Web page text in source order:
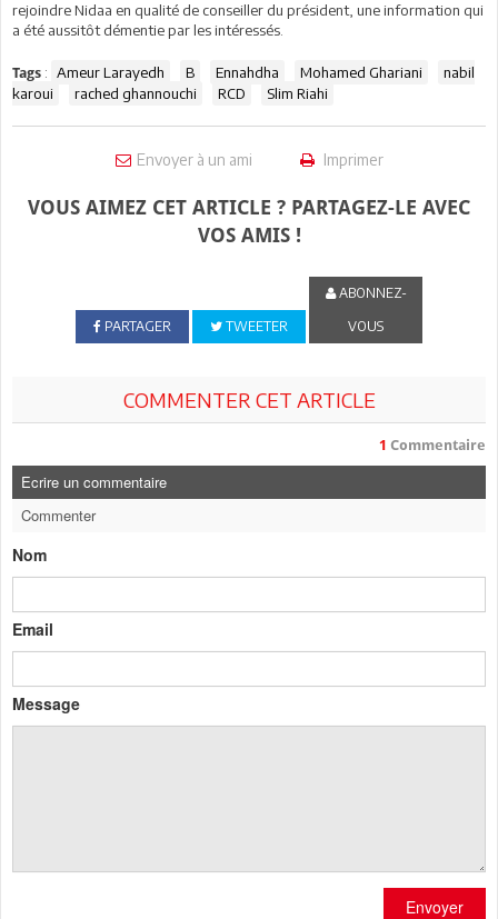
rejoindre Nidaa en qualité de conseiller du président, une information qui
a été aussitôt démentie par les intéressés.
Tags : Ameur Larayedh B Ennahdha Mohamed Ghariani
nabil
karoui
rached ghannouchi RCD Slim Riahi
Envoyer à un ami Imprimer
VOUS AIMEZ CET ARTICLE ? PARTAGEZ-LE AVEC
VOS AMIS !
PARTAGER TWEETER
ABONNEZ-
VOUS
COMMENTER CET ARTICLE
1 Commentaire
Ecrire un commentaire
Commenter
Nom
Email
Message
Envoyer